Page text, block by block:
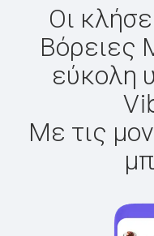
Οι
Βόρειες
εύκολη
Με τις